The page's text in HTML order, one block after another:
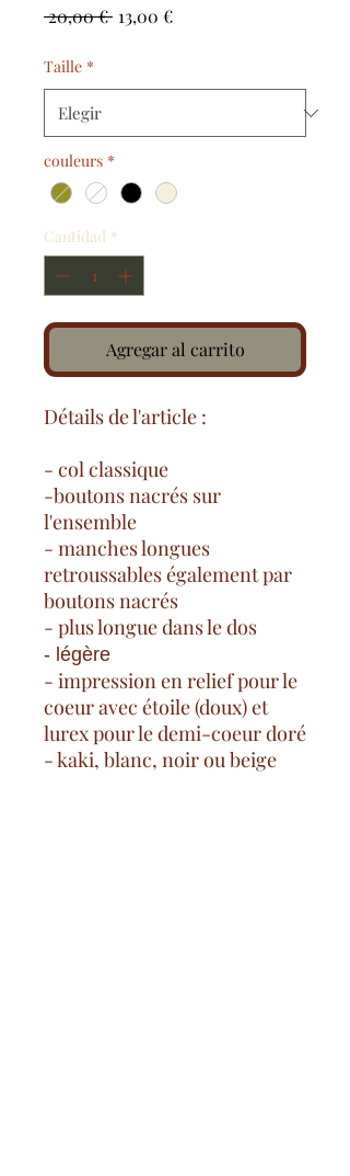
20,00 € Precio
13,00 €Precio
Taille *
couleurs *
Cantidad *
Agregar al carrito
Détails de l'article :
- col classique
-boutons nacrés sur
l'ensemble
- manches longues
retroussables également par
boutons nacrés
- plus longue dans le dos
- légère
- impression en relief pour le
coeur avec étoile (doux) et
lurex pour le demi-coeur doré
- kaki, blanc, noir ou beige